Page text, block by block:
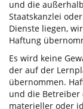
und die
Staatskanzlei
Dienste liegen,
Haftung
Es wird keine
der auf der
übernommen.
und die Betreiber
materieller oder